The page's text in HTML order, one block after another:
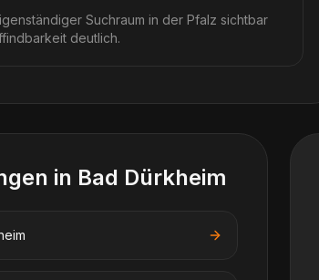
Suchraum in der Pfalz sichtbar
deutlich.
in Bad Dürkheim